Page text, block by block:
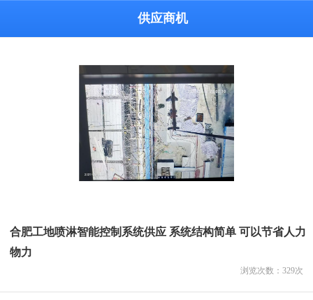
供应商机
合肥工地喷淋智能控制系统供应 系统结构简单 可以节省人力
物力
浏览次数： 329次